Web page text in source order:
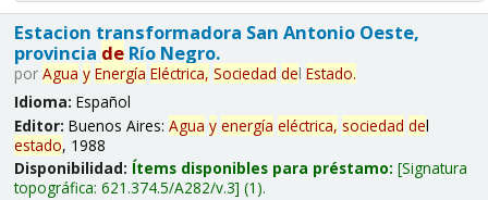
Estacion transformadora San Antonio Oeste,
provincia deRío Negro.
por Agua y Energía Eléctrica, Sociedad del Estado.
Idioma: Español
Editor: Buenos Aires: Agua y energía eléctrica, sociedad del
estado, 1988
Disponibilidad: Ítems disponibles para préstamo: Signatura
topográfica: 621.374.5/A282/v.3 (1).